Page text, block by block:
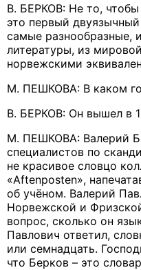
В. БЕРКОВ: Не то,
это первый
самые разнообразные,
литературы, из
норвежскими
М. ПЕШКОВА: В каком
В. БЕРКОВ: Он вышел в
М. ПЕШКОВА: Валерий
специалистов по
не красивое словцо
«Aftenposten»,
об учёном. Валерий
Норвежской и
вопрос, сколько он
Павлович ответил,
или семнадцать.
что Берков – это